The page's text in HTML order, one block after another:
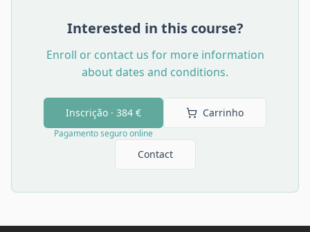
Interested in this course?
Enroll or contact us for more information
about dates and conditions.
Inscrição · 384 €
Pagamento seguro online
Carrinho
Contact